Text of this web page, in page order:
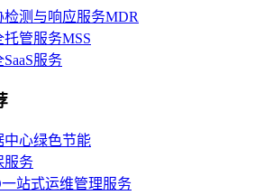
检测与响应服务MDR
托管服务MSS
SaaS服务
中心绿色节能
服务
站式运维管理服务